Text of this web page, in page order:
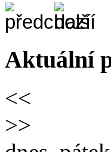
Aktuální
<<
>>